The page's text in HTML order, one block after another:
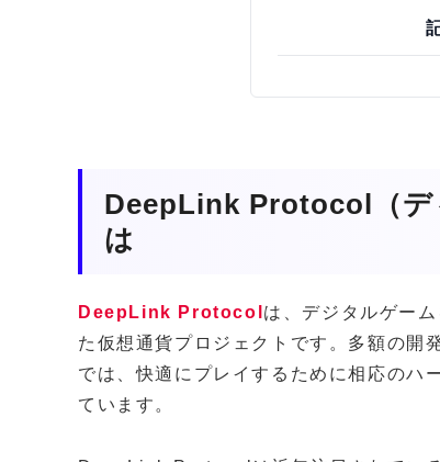
DeepLink Protocol（デ
は
DeepLink Protocol は、デジタルゲー
た仮想通貨プロジェクトです。多額の開
では、快適にプレイするために相応のハ
ています。